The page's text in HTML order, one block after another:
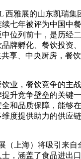
雅展的山东凯瑞集
七年被评为中国中
位列前十，是历经
牌孵化、餐饮投资
享、中央厨房，餐
，餐饮竞争的主战
升竞争壁垒的关键
和品质保障，能够
度提供助力的供应
上海）将吸引来自
士，涵盖了食品进出